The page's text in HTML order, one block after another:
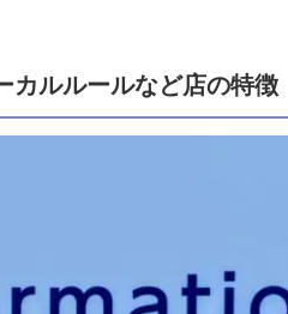
カルルールなど店の特徴